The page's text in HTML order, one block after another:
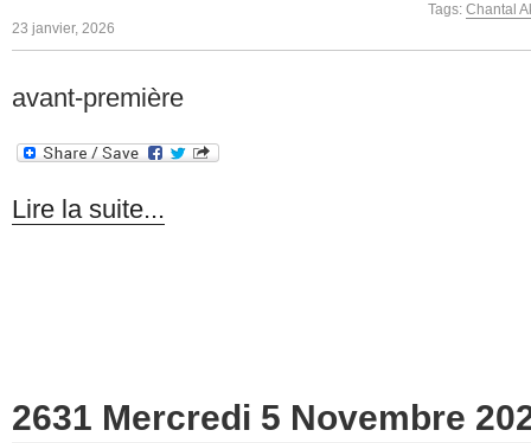
Tags: Chantal
23 janvier, 2026
avant-première
Lire la suite...
2631 Mercredi 5 Novembre